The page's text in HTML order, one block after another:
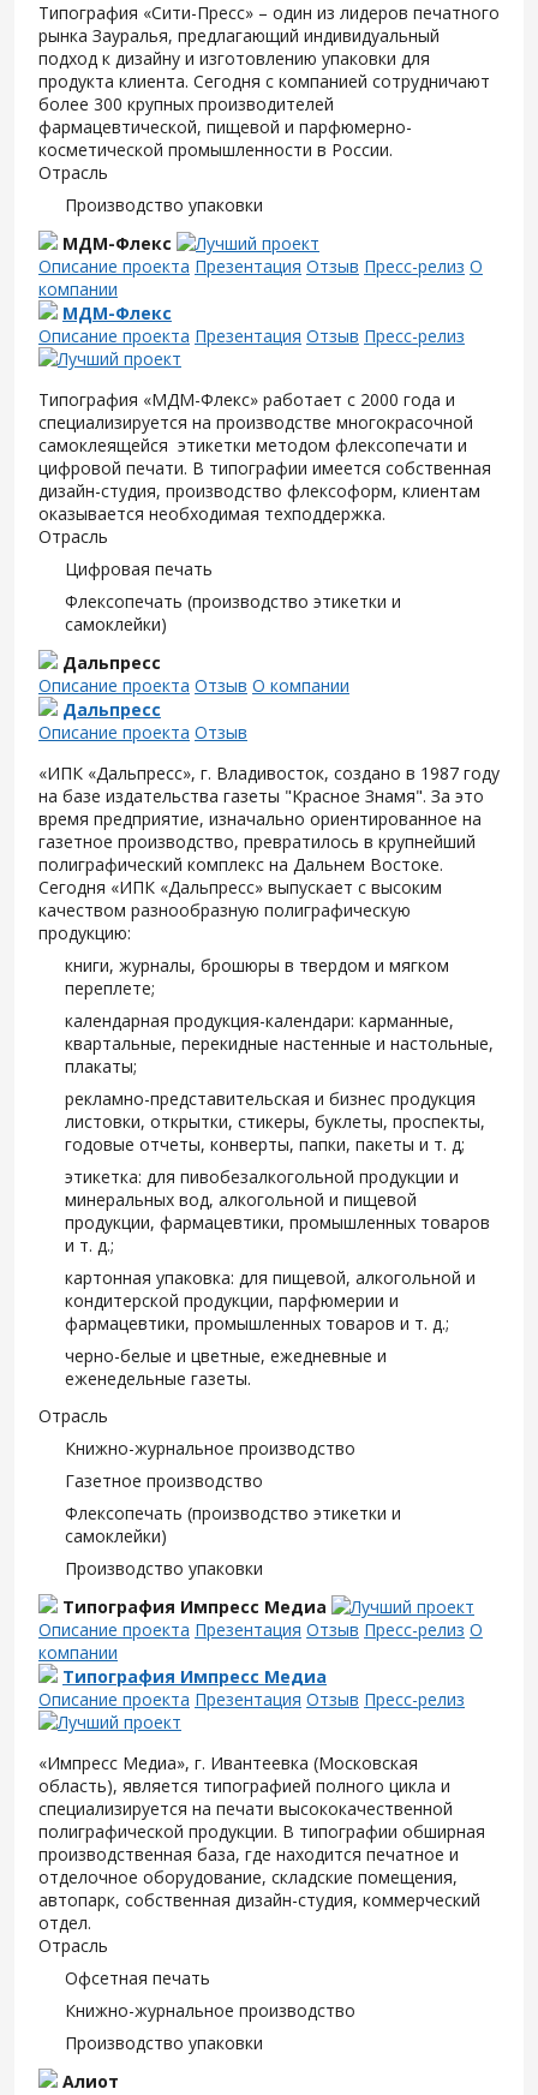
Типография «Сити-Пресс» – один из лидеров печатного
рынка Зауралья, предлагающий индивидуальный
подход к дизайну и изготовлению упаковки для
продукта клиента. Сегодня с компанией сотрудничают
более 300 крупных производителей
фармацевтической, пищевой и парфюмерно-
косметической промышленности в России.
Отрасль
Производство упаковки
МДМ-Флекс
Описание проекта Презентация Отзыв Пресс-релиз О
компании
МДМ-Флекс
Описание проекта Презентация Отзыв Пресс-релиз
Типография «МДМ-Флекс» работает с 2000 года и
специализируется на производстве многокрасочной
самоклеящейся этикетки методом флексопечати и
цифровой печати. В типографии имеется собственная
дизайн-студия, производство флексоформ, клиентам
оказывается необходимая техподдержка.
Отрасль
Цифровая печать
Флексопечать (производство этикетки и
самоклейки)
Дальпресс
Описание проекта Отзыв О компании
Дальпресс
Описание проекта Отзыв
«ИПК «Дальпресс», г. Владивосток, создано в 1987 году
на базе издательства газеты "Красное Знамя". За это
время предприятие, изначально ориентированное на
газетное производство, превратилось в крупнейший
полиграфический комплекс на Дальнем Востоке.
Сегодня «ИПК «Дальпресс» выпускает с высоким
качеством разнообразную полиграфическую
продукцию:
книги, журналы, брошюры в твердом и мягком
переплете;
календарная продукция-календари: карманные,
квартальные, перекидные настенные и настольные,
плакаты;
рекламно-представительская и бизнес продукция
листовки, открытки, стикеры, буклеты, проспекты,
годовые отчеты, конверты, папки, пакеты и т. д;
этикетка: для пивобезалкогольной продукции и
минеральных вод, алкогольной и пищевой
продукции, фармацевтики, промышленных товаров
и т. д.;
картонная упаковка: для пищевой, алкогольной и
кондитерской продукции, парфюмерии и
фармацевтики, промышленных товаров и т. д.;
черно-белые и цветные, ежедневные и
еженедельные газеты.
Отрасль
Книжно-журнальное производство
Газетное производство
Флексопечать (производство этикетки и
самоклейки)
Производство упаковки
Типография Импресс Медиа
Описание проекта Презентация Отзыв Пресс-релиз О
компании
Типография Импресс Медиа
Описание проекта Презентация Отзыв Пресс-релиз
«Импресс Медиа», г. Ивантеевка (Московская
область), является типографией полного цикла и
специализируется на печати высококачественной
полиграфической продукции. В типографии обширная
производственная база, где находится печатное и
отделочное оборудование, складские помещения,
автопарк, собственная дизайн-студия, коммерческий
отдел.
Отрасль
Офсетная печать
Книжно-журнальное производство
Производство упаковки
Алиот